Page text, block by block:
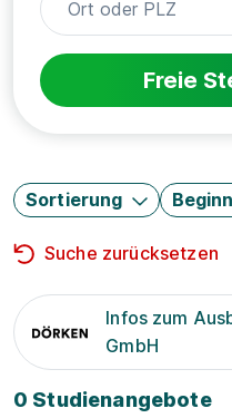
Freie
Sortierung Beginn
Suche zurücksetzen
Infos zum
GmbH
0 Studienangebote